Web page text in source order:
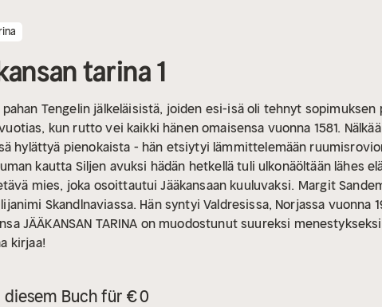
tarina 1
pahan Tengelin jälkeläisistä, joiden esi-isä oli tehnyt sopimuksen
kun rutto vei kaikki hänen omaisensa vuonna 1581.
hylättyä pienokaista - hän etsiytyi lämmittelemään
kautta Siljen avuksi hädän hetkellä tuli ulkonäöltään lähes
mies, joka osoittautui Jääkansaan kuuluvaksi. Margit
Skandlnaviassa. Hän syntyi Valdresissa, Norjassa vuonna
JÄÄKANSAN TARINA on muodostunut suureksi
kirjaa!
Buch für € 0